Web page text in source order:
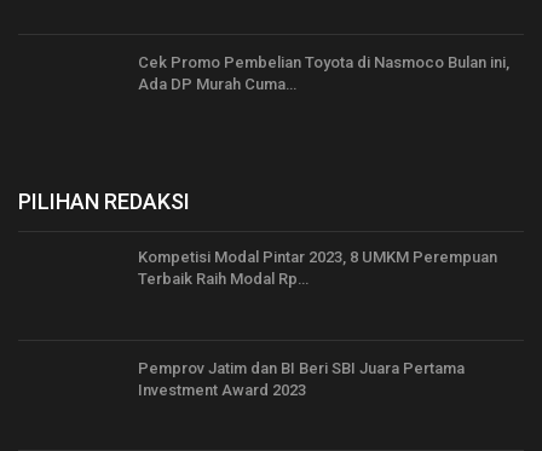
Cek Promo Pembelian Toyota di Nasmoco Bulan ini,
Ada DP Murah Cuma…
PILIHAN REDAKSI
Kompetisi Modal Pintar 2023, 8 UMKM Perempuan
Terbaik Raih Modal Rp…
Pemprov Jatim dan BI Beri SBI Juara Pertama
Investment Award 2023